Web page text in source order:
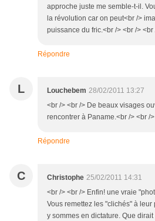
approche juste me semble-t-il.
la révolution car on peut<br />
puissance du fric.<br /> <br /> <br
Répondre
L Louchebem 28/02/2011 13:27
<br /> <br /> De beaux visages
rencontrer à Paname.<br /> <br /
Répondre
C Christophe 25/02/2011 14:31
<br /> <br /> Enfin! une vraie
Vous remettez les "clichés" à
y sommes en dictature. Que